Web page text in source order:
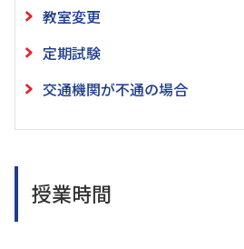
教室変更
定期試験
交通機関が不通の場合
授業時間